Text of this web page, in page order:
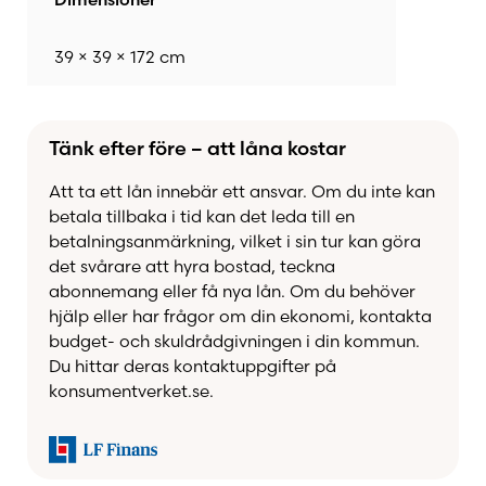
39 × 39 × 172 cm
Tänk efter före – att låna kostar
Att ta ett lån innebär ett ansvar. Om du inte kan
betala tillbaka i tid kan det leda till en
betalningsanmärkning, vilket i sin tur kan göra
det svårare att hyra bostad, teckna
abonnemang eller få nya lån. Om du behöver
hjälp eller har frågor om din ekonomi, kontakta
budget- och skuldrådgivningen i din kommun.
Du hittar deras kontaktuppgifter på
konsumentverket.se.